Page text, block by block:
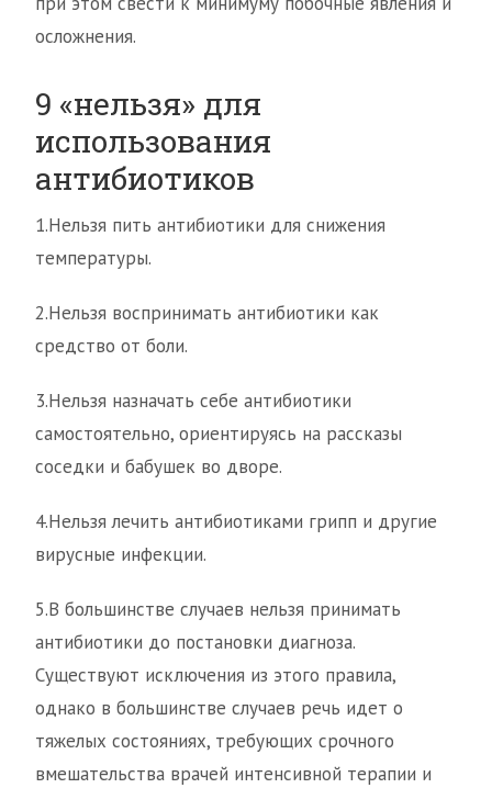
осложнения.
9 «нельзя» для
использования
антибиотиков
1.Нельзя пить антибиотики для снижения
температуры.
2.Нельзя воспринимать антибиотики как
средство от боли.
3.Нельзя назначать себе антибиотики
самостоятельно, ориентируясь на рассказы
соседки и бабушек во дворе.
4.Нельзя лечить антибиотиками грипп и другие
вирусные инфекции.
5.В большинстве случаев нельзя принимать
антибиотики до постановки диагноза.
Существуют исключения из этого правила,
однако в большинстве случаев речь идет о
тяжелых состояниях, требующих срочного
вмешательства врачей интенсивной терапии и